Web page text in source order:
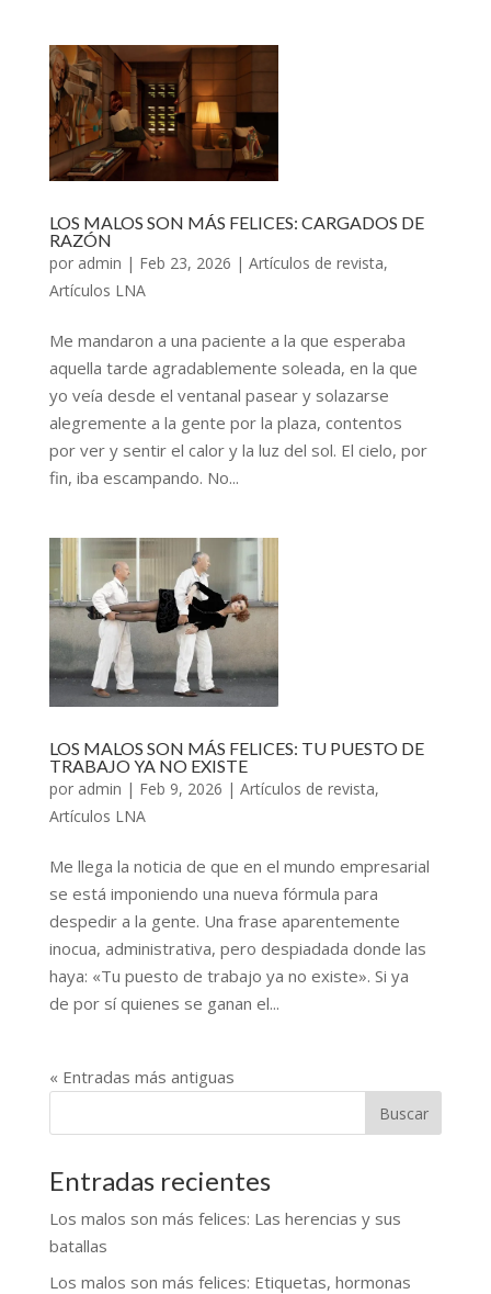
LOS MALOS SON MÁS FELICES: CARGADOS DE
RAZÓN
por admin | Feb 23, 2026 | Artículos de revista,
Artículos LNA
Me mandaron a una paciente a la que esperaba
aquella tarde agradablemente soleada, en la que
yo veía desde el ventanal pasear y solazarse
alegremente a la gente por la plaza, contentos
por ver y sentir el calor y la luz del sol. El cielo, por
fin, iba escampando. No...
LOS MALOS SON MÁS FELICES: TU PUESTO DE
TRABAJO YA NO EXISTE
por admin | Feb 9, 2026 | Artículos de revista,
Artículos LNA
Me llega la noticia de que en el mundo empresarial
se está imponiendo una nueva fórmula para
despedir a la gente. Una frase aparentemente
inocua, administrativa, pero despiadada donde las
haya: «Tu puesto de trabajo ya no existe». Si ya
de por sí quienes se ganan el...
« Entradas más antiguas
Entradas recientes
Los malos son más felices: Las herencias y sus
batallas
Los malos son más felices: Etiquetas, hormonas